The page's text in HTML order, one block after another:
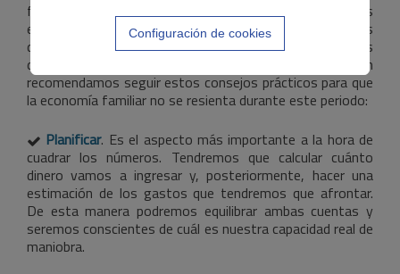
Configuración de cookies
fiestas navideñas. Y es que, aunque durante la crisis los
españoles hemos aprendido que no podemos gastar más
dinero del que ganamos, cambiar los comportamientos
de una sociedad no es algo fácil. Por ello, en WannaCash
recomendamos seguir estos consejos prácticos para que
la economía familiar no se resienta durante este periodo:
Planificar. Es el aspecto más importante a la hora de
cuadrar los números. Tendremos que calcular cuánto
dinero vamos a ingresar y, posteriormente, hacer una
estimación de los gastos que tendremos que afrontar.
De esta manera podremos equilibrar ambas cuentas y
seremos conscientes de cuál es nuestra capacidad real de
maniobra.